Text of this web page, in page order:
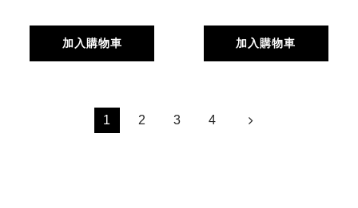
加入購物車 加入購物車
1 2 3 4